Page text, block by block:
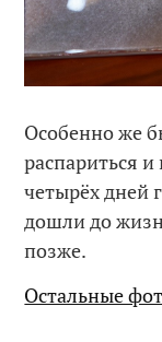
Особенно же
распариться
четырёх дней
дошли до
позже.
Остальные